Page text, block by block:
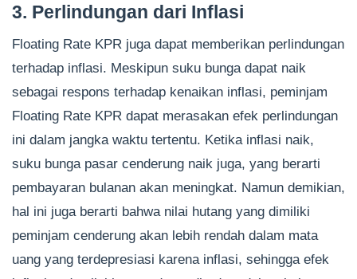
3. Perlindungan dari Inflasi
Floating Rate KPR juga dapat memberikan perlindungan
terhadap inflasi. Meskipun suku bunga dapat naik
sebagai respons terhadap kenaikan inflasi, peminjam
Floating Rate KPR dapat merasakan efek perlindungan
ini dalam jangka waktu tertentu. Ketika inflasi naik,
suku bunga pasar cenderung naik juga, yang berarti
pembayaran bulanan akan meningkat. Namun demikian,
hal ini juga berarti bahwa nilai hutang yang dimiliki
peminjam cenderung akan lebih rendah dalam mata
uang yang terdepresiasi karena inflasi, sehingga efek